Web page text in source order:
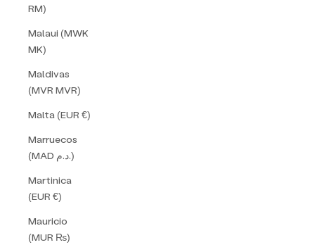
RM)
Malaui (MWK
MK)
Maldivas
(MVR MVR)
Malta (EUR €)
Marruecos
(MAD د.م.)
Martinica
(EUR €)
Mauricio
(MUR ₨)